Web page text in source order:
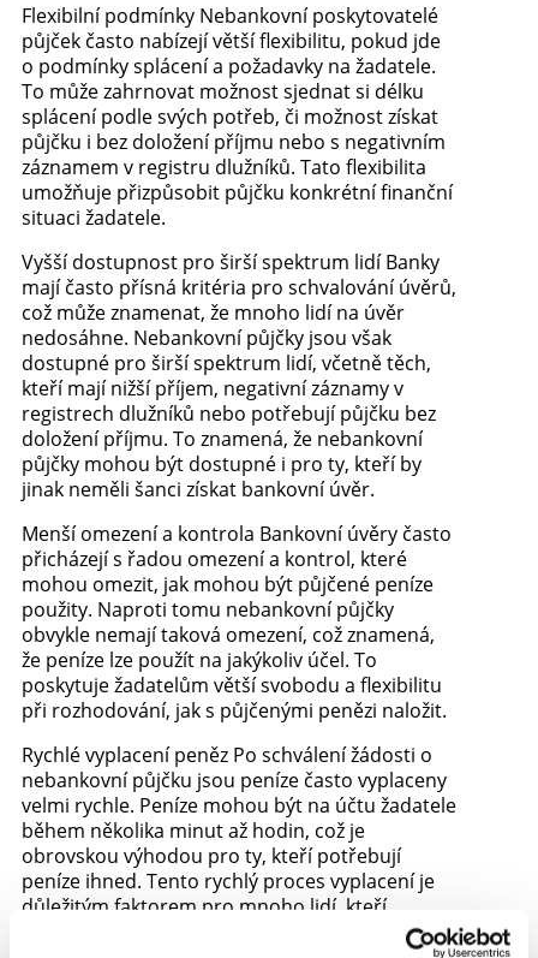
Flexibilní podmínky Nebankovní poskytovatelé
půjček často nabízejí větší flexibilitu, pokud jde
o podmínky splácení a požadavky na žadatele.
To může zahrnovat možnost sjednat si délku
splácení podle svých potřeb, či možnost získat
půjčku i bez doložení příjmu nebo s negativním
záznamem v registru dlužníků. Tato flexibilita
umožňuje přizpůsobit půjčku konkrétní finanční
situaci žadatele.
Vyšší dostupnost pro širší spektrum lidí Banky
mají často přísná kritéria pro schvalování úvěrů,
což může znamenat, že mnoho lidí na úvěr
nedosáhne. Nebankovní půjčky jsou však
dostupné pro širší spektrum lidí, včetně těch,
kteří mají nižší příjem, negativní záznamy v
registrech dlužníků nebo potřebují půjčku bez
doložení příjmu. To znamená, že nebankovní
půjčky mohou být dostupné i pro ty, kteří by
jinak neměli šanci získat bankovní úvěr.
Menší omezení a kontrola Bankovní úvěry často
přicházejí s řadou omezení a kontrol, které
mohou omezit, jak mohou být půjčené peníze
použity. Naproti tomu nebankovní půjčky
obvykle nemají taková omezení, což znamená,
že peníze lze použít na jakýkoliv účel. To
poskytuje žadatelům větší svobodu a flexibilitu
při rozhodování, jak s půjčenými penězi naložit.
Rychlé vyplacení peněz Po schválení žádosti o
nebankovní půjčku jsou peníze často vyplaceny
velmi rychle. Peníze mohou být na účtu žadatele
během několika minut až hodin, což je
obrovskou výhodou pro ty, kteří potřebují
peníze ihned. Tento rychlý proces vyplacení je
důležitým faktorem pro mnoho lidí, kteří